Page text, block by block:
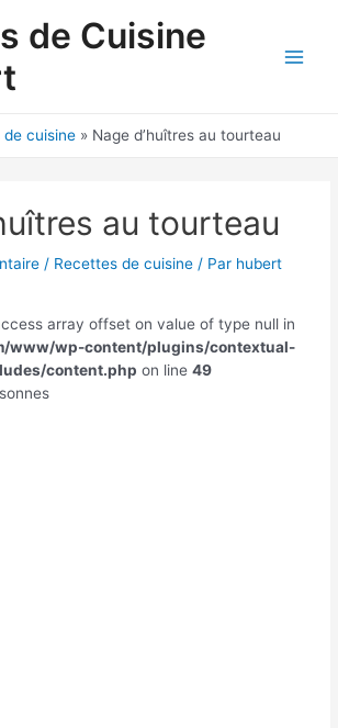
de Cuisine
de cuisine Nage d’huîtres au tourteau
au tourteau
/ Recettes de cuisine / Par hubert
array offset on value of type null in
www/wp-content/plugins/contextual-
content.php on line49